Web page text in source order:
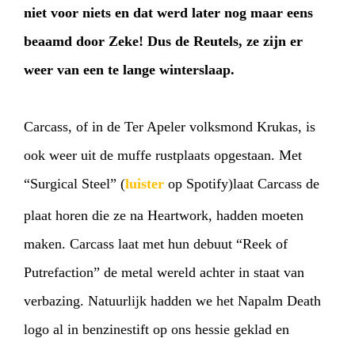
niet voor niets en dat werd later nog maar eens
beaamd door Zeke! Dus de Reutels, ze zijn er
weer van een te lange winterslaap.
Carcass, of in de Ter Apeler volksmond Krukas, is
ook weer uit de muffe rustplaats opgestaan. Met
“Surgical Steel” (luister op Spotify)laat Carcass de
plaat horen die ze na Heartwork, hadden moeten
maken. Carcass laat met hun debuut “Reek of
Putrefaction” de metal wereld achter in staat van
verbazing. Natuurlijk hadden we het Napalm Death
logo al in benzinestift op ons hessie geklad en